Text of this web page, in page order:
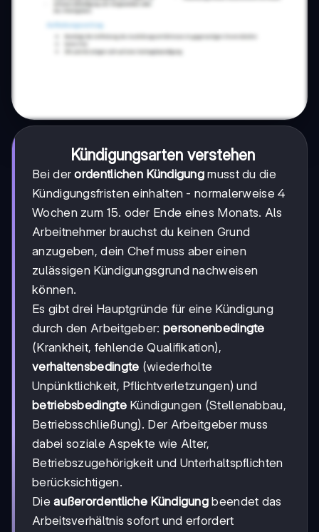
Kündigungsarten verstehen
Bei derordentlichen Kündigung musst du die
Kündigungsfristen einhalten - normalerweise 4
Wochen zum 15. oder Ende eines Monats. Als
Arbeitnehmer brauchst du keinen Grund
anzugeben, dein Chef muss aber einen
zulässigen Kündigungsgrund nachweisen
können.
Es gibt drei Hauptgründe für eine Kündigung
durch den Arbeitgeber: personenbedingte
(Krankheit, fehlende Qualifikation),
verhaltensbedingte (wiederholte
Unpünktlichkeit, Pflichtverletzungen) und
betriebsbedingteKündigungen (Stellenabbau,
Betriebsschließung). Der Arbeitgeber muss
dabei soziale Aspekte wie Alter,
Betriebszugehörigkeit und Unterhaltspflichten
berücksichtigen.
Dieaußerordentliche Kündigung beendet das
Arbeitsverhältnis sofort und erfordert